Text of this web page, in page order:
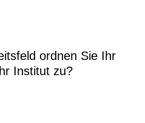
ordnen Sie Ihr
Institut zu?